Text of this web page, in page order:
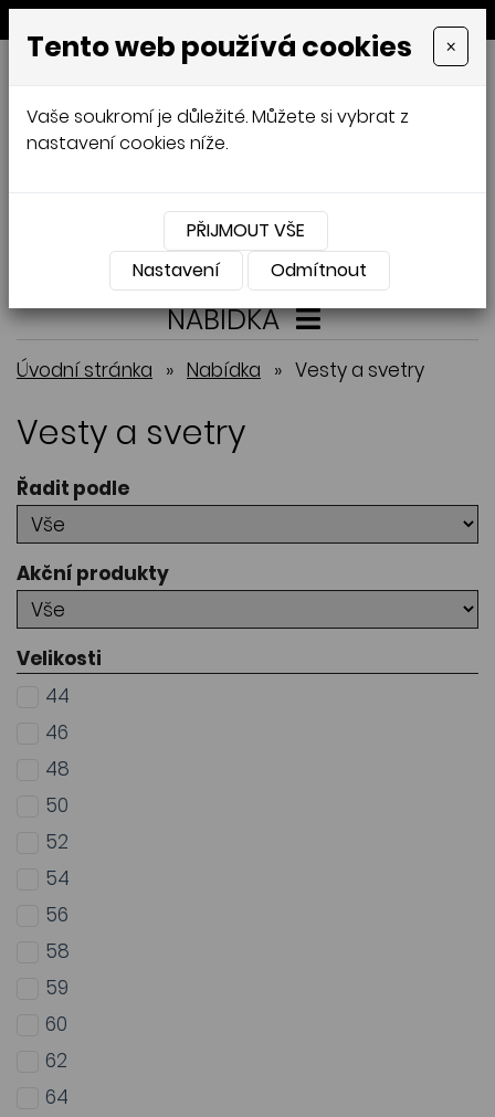
MENU
GALAMODA-XXL
Jana Mládková
XXL,ČESKÁ VÝROBA
Přihlásit Košík 0
NABÍDKA
Úvodní stránka » Nabídka » Vesty a svetry
Vesty a svetry
Řadit podle
Akční produkty
Velikosti
44
46
48
50
52
54
56
58
59
60
62
64
Tento web používá cookies ×
Vaše soukromí je důležité. Můžete si vybrat z
nastavení cookies níže.
PŘIJMOUT VŠE
Nastavení
Odmítnout